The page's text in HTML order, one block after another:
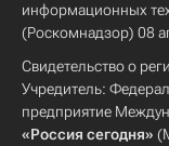
информационных
(Роскомнадзор) 08
Свидетельство о
Учредитель:
предприятие
«Россия сегодня»